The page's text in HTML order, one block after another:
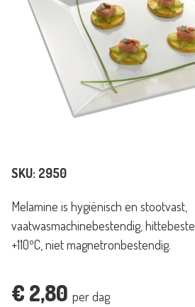
SKU: 2950
Melamine is hygiënisch en stootvast,
vaatwasmachinebestendig,
+110ºC, niet magnetronbestendig.
€ 2,80 per dag